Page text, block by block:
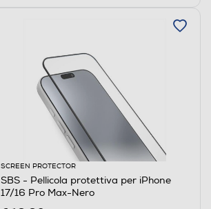
SCREEN PROTECTOR
SBS - Pellicola protettiva per iPhone
17/16 Pro Max-Nero